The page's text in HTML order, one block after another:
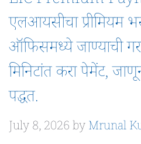
एलआयसीचा प्रीमियम
ऑफिसमध्ये जाण्याची
मिनिटांत करा पेमेंट,
पद्धत.
July 8, 2026byMrunal